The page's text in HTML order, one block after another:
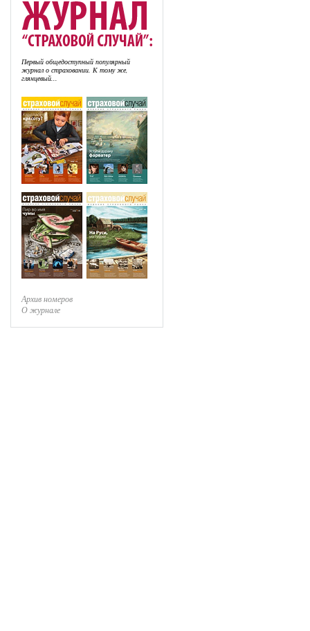
Первый общедоступный популярный
журнал о страховании. К тому же,
глянцевый...
Архив номеров
О журнале